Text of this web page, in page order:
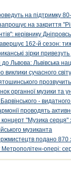
на підтримку
на закриття
керівнику
162-й сезон:
зірки
Львова: Львівська
сучасного світу
органної музики та
-
проводять
концерт "Музика
музиканта
подано 870
Метрополітен-опері: